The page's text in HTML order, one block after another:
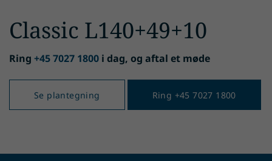
Classic L140+49+10
Ring +45 7027 1800 i dag, og aftal et møde
Se plantegning Ring +45 7027 1800